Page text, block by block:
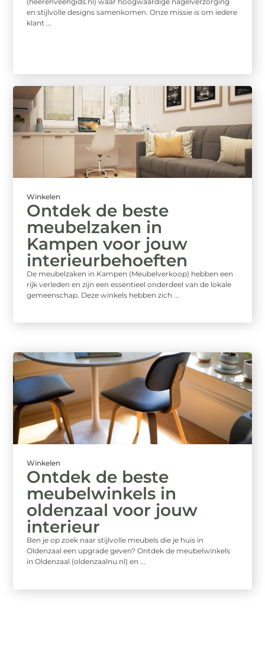
en stijlvolle designs samenkomen. Onze missie is om iedere
klant ...
Winkelen
Ontdek de beste
meubelzaken in
Kampen voor jouw
interieurbehoeften
De meubelzaken in Kampen (Meubelverkoop) hebben een
rijk verleden en zijn een essentieel onderdeel van de lokale
gemeenschap. Deze winkels hebben zich ...
Winkelen
Ontdek de beste
meubelwinkels in
oldenzaal voor jouw
interieur
Ben je op zoek naar stijlvolle meubels die je huis in
Oldenzaal een upgrade geven? Ontdek de meubelwinkels
in Oldenzaal (oldenzaalnu.nl) en ...